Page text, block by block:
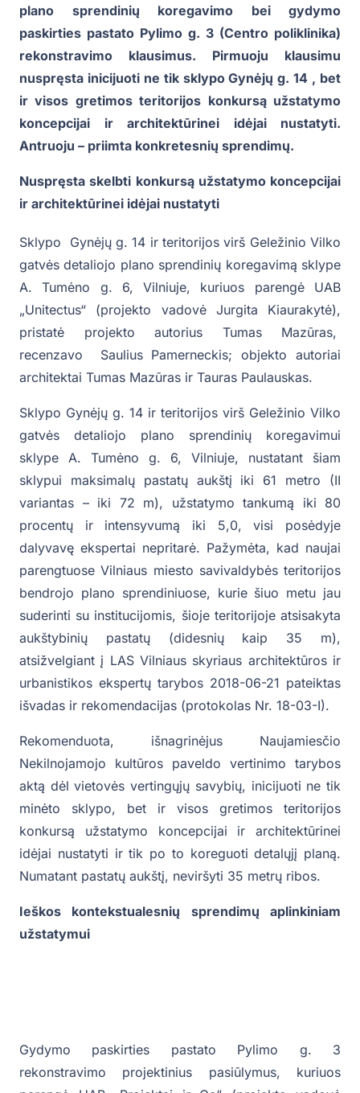
plano sprendinių koregavimo bei gydymo
paskirties pastato Pylimo g. 3 (Centro poliklinika)
rekonstravimo klausimus. Pirmuoju klausimu
nuspręsta inicijuoti ne tik sklypo Gynėjų g. 14 , bet
ir visos gretimos teritorijos konkursą užstatymo
koncepcijai ir architektūrinei idėjai nustatyti.
Antruoju – priimta konkretesnių sprendimų.
Nuspręsta skelbti konkursą užstatymo koncepcijai
ir architektūrinei idėjai nustatyti
Sklypo Gynėjų g. 14 ir teritorijos virš Geležinio Vilko
gatvės detaliojo plano sprendinių koregavimą sklype
A. Tumėno g. 6, Vilniuje, kuriuos parengė UAB
„Unitectus“ (projekto vadovė Jurgita Kiaurakytė),
pristatė projekto autorius Tumas Mazūras,
recenzavo Saulius Pamerneckis; objekto autoriai
architektai Tumas Mazūras ir Tauras Paulauskas.
Sklypo Gynėjų g. 14 ir teritorijos virš Geležinio Vilko
gatvės detaliojo plano sprendinių koregavimui
sklype A. Tumėno g. 6, Vilniuje, nustatant šiam
sklypui maksimalų pastatų aukštį iki 61 metro (II
variantas – iki 72 m), užstatymo tankumą iki 80
procentų ir intensyvumą iki 5,0, visi posėdyje
dalyvavę ekspertai nepritarė. Pažymėta, kad naujai
parengtuose Vilniaus miesto savivaldybės teritorijos
bendrojo plano sprendiniuose, kurie šiuo metu jau
suderinti su institucijomis, šioje teritorijoje atsisakyta
aukštybinių pastatų (didesnių kaip 35 m),
atsižvelgiant į LAS Vilniaus skyriaus architektūros ir
urbanistikos ekspertų tarybos 2018-06-21 pateiktas
išvadas ir rekomendacijas (protokolas Nr. 18-03-I).
Rekomenduota, išnagrinėjus Naujamiesčio
Nekilnojamojo kultūros paveldo vertinimo tarybos
aktą dėl vietovės vertingųjų savybių, inicijuoti ne tik
minėto sklypo, bet ir visos gretimos teritorijos
konkursą užstatymo koncepcijai ir architektūrinei
idėjai nustatyti ir tik po to koreguoti detalųjį planą.
Numatant pastatų aukštį, neviršyti 35 metrų ribos.
Ieškos kontekstualesnių sprendimų aplinkiniam
užstatymui
Gydymo paskirties pastato Pylimo g. 3
rekonstravimo projektinius pasiūlymus, kuriuos